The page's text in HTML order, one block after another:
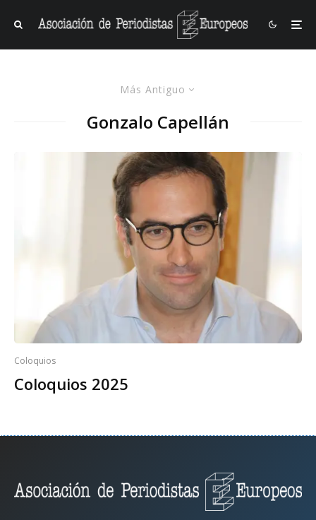
Más Antiguo
Gonzalo Capellán
Coloquios
Coloquios 2025